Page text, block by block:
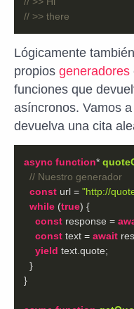
// >> there
Lógicamente
propios generadores
funciones que
asíncronos. Vamos
devuelva una cita
async function*
// Nuestro generador
const url = "http://
while (true
const response =
const text = await
yield